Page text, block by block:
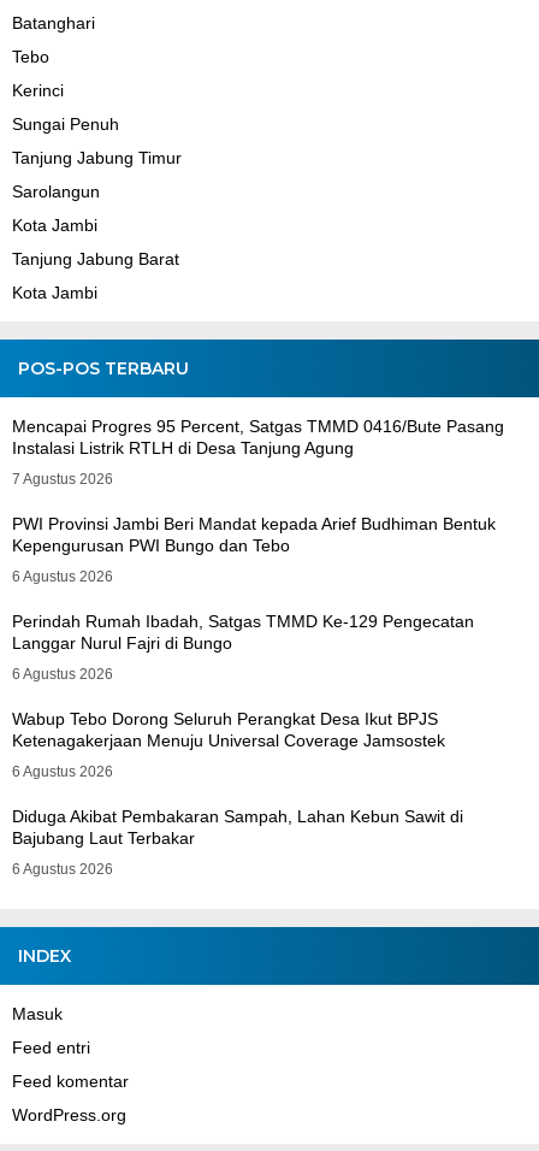
Batanghari
Tebo
Kerinci
Sungai Penuh
Tanjung Jabung Timur
Sarolangun
Kota Jambi
Tanjung Jabung Barat
Kota Jambi
POS-POS TERBARU
Mencapai Progres 95 Percent, Satgas TMMD 0416/Bute Pasang
Instalasi Listrik RTLH di Desa Tanjung Agung
7 Agustus 2026
PWI Provinsi Jambi Beri Mandat kepada Arief Budhiman Bentuk
Kepengurusan PWI Bungo dan Tebo
6 Agustus 2026
Perindah Rumah Ibadah, Satgas TMMD Ke-129 Pengecatan
Langgar Nurul Fajri di Bungo
6 Agustus 2026
Wabup Tebo Dorong Seluruh Perangkat Desa Ikut BPJS
Ketenagakerjaan Menuju Universal Coverage Jamsostek
6 Agustus 2026
Diduga Akibat Pembakaran Sampah, Lahan Kebun Sawit di
Bajubang Laut Terbakar
6 Agustus 2026
INDEX
Masuk
Feed entri
Feed komentar
WordPress.org